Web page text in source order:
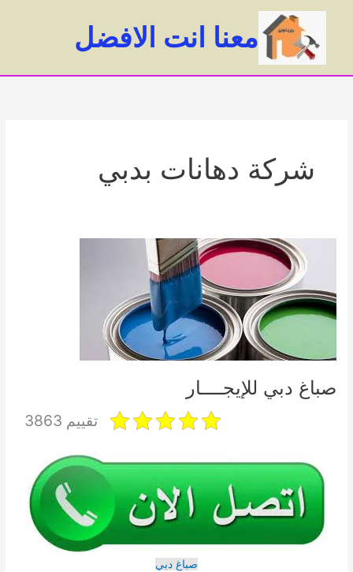
المحتوى
معنا انت الافضل
شركة دهانات بدبي
صباغ دبي للإيجــــار
تقييم 3863
صباغ دبي